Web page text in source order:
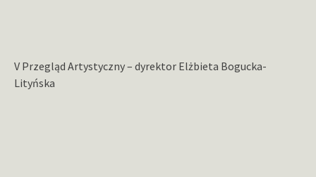
V Przegląd Artystyczny – dyrektor Elżbieta Bogucka-
Lityńska